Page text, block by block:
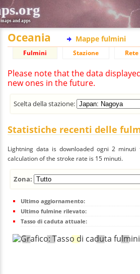
and apps
Oceania Mappe fulmini
Fulmini Stazione
Please note that the data
new ones in the future.
Scelta della stazione:
Statistiche recenti delle
Lightning data is downloaded ogni 2
calculation of the stroke rate is 15 minuti.
Zona:
Ultimo aggiornamento:
Ultimo fulmine rilevato:
Tasso di caduta attuale: